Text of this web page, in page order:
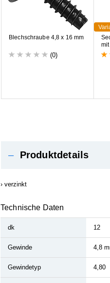
B lechschraube 4,8 x 16 mm
(0)
Se
mit
– Produktdetails
verzinkt
Technische Daten
dk 12
Gewinde 4,8
Gewindetyp 4,80